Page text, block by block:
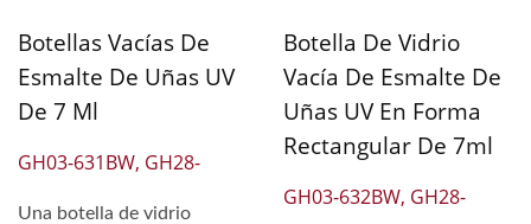
Botellas Vacías De
Esmalte De Uñas UV
De 7 Ml
GH03-631BW, GH28-
Una botella de vidrio
Botella De Vidrio
Vacía De Esmalte De
Uñas UV En Forma
Rectangular De 7ml
GH03-632BW, GH28-